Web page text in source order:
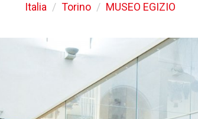
Italia Torino MUSEO EGIZIO